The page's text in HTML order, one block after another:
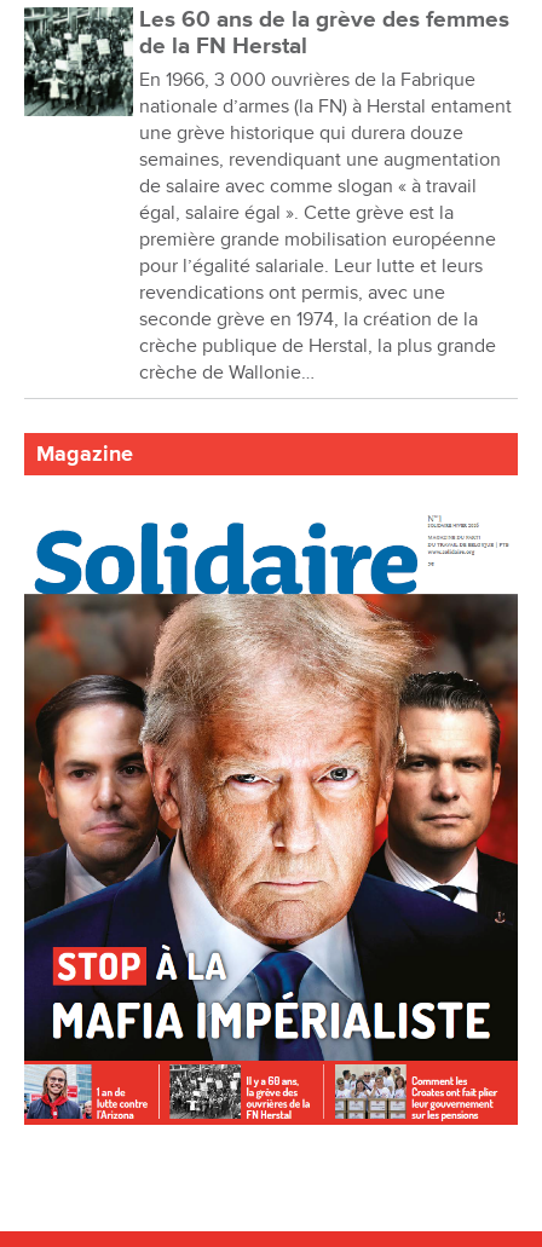
Les 60 ans de la grève des femmes
de la FN Herstal
En 1966, 3 000 ouvrières de la Fabrique
nationale d’armes (la FN) à Herstal entament
une grève historique qui durera douze
semaines, revendiquant une augmentation
de salaire avec comme slogan « à travail
égal, salaire égal ». Cette grève est la
première grande mobilisation européenne
pour l’égalité salariale. Leur lutte et leurs
revendications ont permis, avec une
seconde grève en 1974, la création de la
crèche publique de Herstal, la plus grande
crèche de Wallonie…
Magazine